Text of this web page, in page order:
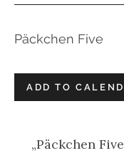
Päckchen Five
ADD TO
„Päckchen